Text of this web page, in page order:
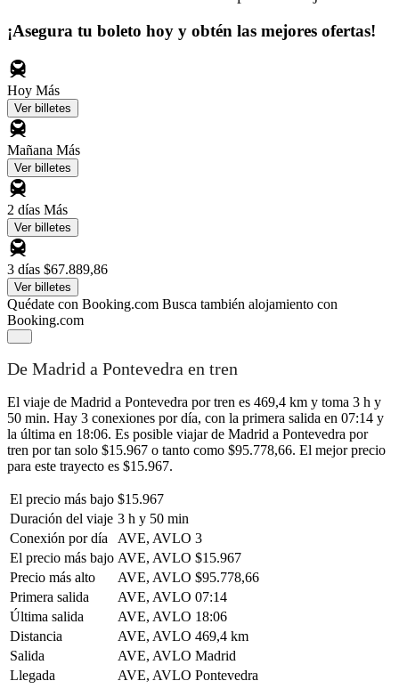
¡Asegura tu boleto hoy y obtén las mejores ofertas!
Hoy Más
Ver billetes
Mañana Más
Ver billetes
2 días Más
Ver billetes
3 días $67.889,86
Ver billetes
Quédate con Booking.com Busca también alojamiento con
Booking.com
De Madrid a Pontevedra en tren
El viaje de Madrid a Pontevedra por tren es 469,4 km y toma 3 h y
50 min. Hay 3 conexiones por día, con la primera salida en 07:14 y
la última en 18:06. Es posible viajar de Madrid a Pontevedra por
tren por tan solo $15.967 o tanto como $95.778,66. El mejor precio
para este trayecto es $15.967.
El precio más bajo $15.967
Duración del viaje 3 h y 50 min
Conexión por día
AVE, AVLO 3
El precio más bajo AVE, AVLO $15.967
Precio más alto
AVE, AVLO $95.778,66
Primera salida
AVE, AVLO 07:14
Última salida
AVE, AVLO 18:06
Distancia
AVE, AVLO 469,4 km
Salida
AVE, AVLO Madrid
Llegada
AVE, AVLO Pontevedra